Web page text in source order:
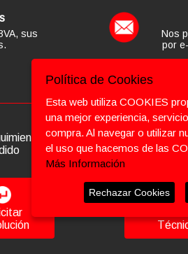
sus
Nos
por
Política de Cookies
Esta web utiliza COOKIES
una mejor experiencia,
compra. Al navegar o utilizar
el uso que hacemos de las
Más Información
Rechazar Cookies